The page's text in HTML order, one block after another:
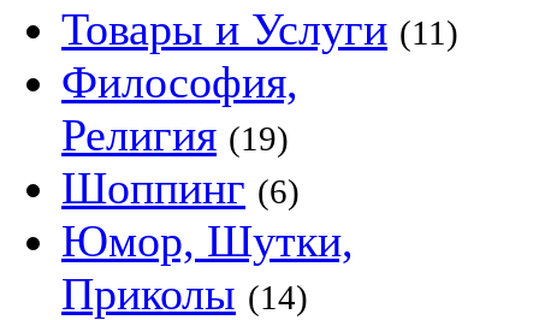
Товары и Услуги (11)
Философия,
Религия (19)
Шоппинг (6)
Юмор, Шутки,
Приколы (14)